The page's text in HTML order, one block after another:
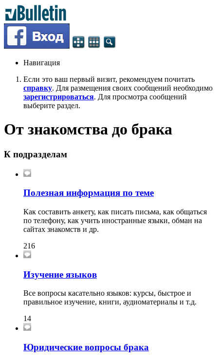
Навигация
Если это ваш первый визит, рекомендуем почитать
справку. Для размещения своих сообщений необходимо
зарегистрироваться. Для просмотра сообщений
выберите раздел.
От знакомства до брака
К подразделам
Полезная информация по теме
Как составить анкету, как писать письма, как общаться
по телефону, как учить иностранные языки, обман на
сайтах знакомств и др.
216
Изучение языков
Все вопросы касательно языков: курсы, быстрое и
правильное изучение, книги, аудиоматериалы и т.д.
14
Юридические вопросы брака